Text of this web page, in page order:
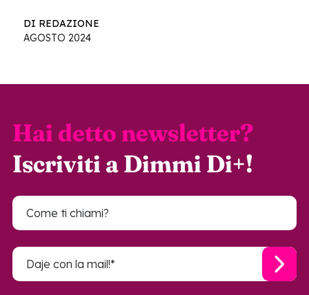
DI REDAZIONE
AGOSTO 2024
Hai detto newsletter?
Iscriviti a Dimmi Di+!